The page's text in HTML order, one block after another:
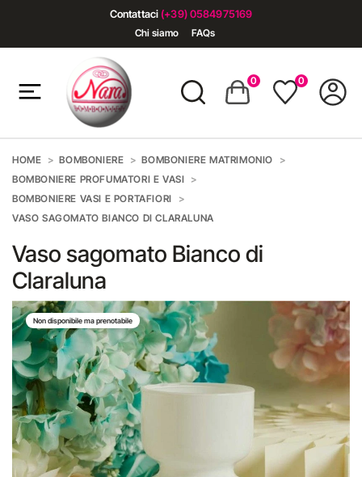
Contattaci (+39) 0584975169
Chi siamo FAQs
0 0
HOME BOMBONIERE
BOMBONIERE MATRIMONIO
BOMBONIERE PROFUMATORI E VASI
BOMBONIERE VASI E PORTAFIORI
VASO SAGOMATO BIANCO DI CLARALUNA
Vaso sagomato Bianco di
Claraluna
Non disponibile ma prenotabile